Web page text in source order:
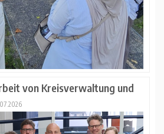
von Kreisverwaltung und